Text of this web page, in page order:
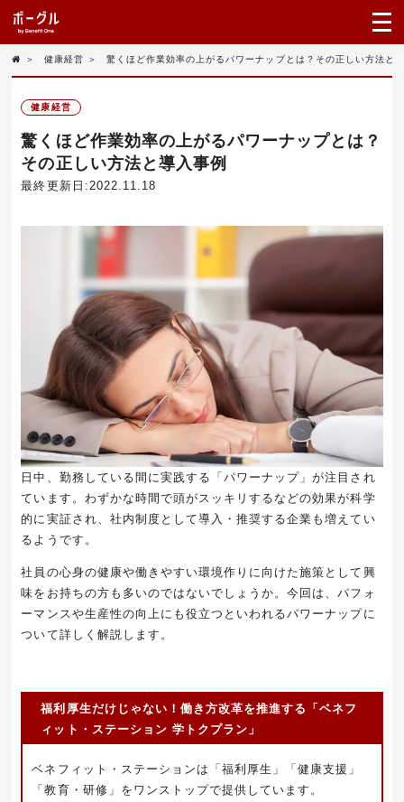
＞ 健康経営 ＞ 驚くほど作業効率の上がるパワーナップとは？その正しい方法と
健康経営
驚くほど作業効率の上がるパワーナップとは？
その正しい方法と導入事例
最終更新日:2022.11.18
日中、勤務している間に実践する「パワーナップ」が注目され
ています。わずかな時間で頭がスッキリするなどの効果が科学
的に実証され、社内制度として導入・推奨する企業も増えてい
るようです。
社員の心身の健康や働きやすい環境作りに向けた施策として興
味をお持ちの方も多いのではないでしょうか。今回は、パフォ
ーマンスや生産性の向上にも役立つといわれるパワーナップに
ついて詳しく解説します。
福利厚生だけじゃない！働き方改革を推進する「ベネフ
ィット・ステーション 学トクプラン」
ベネフィット・ステーションは「福利厚生」「健康支援」
「教育・研修」をワンストップで提供しています。